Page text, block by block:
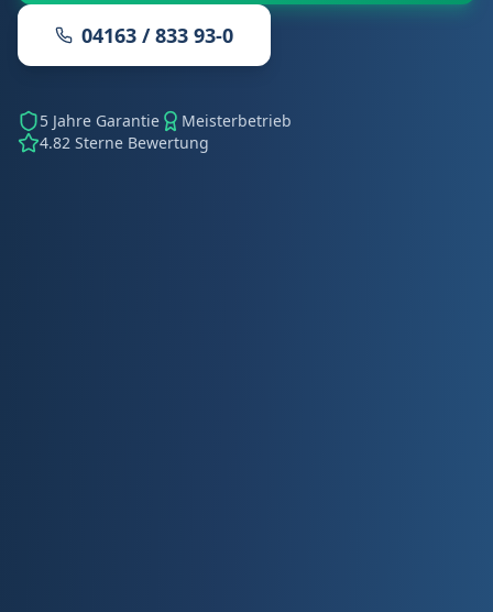
04163 / 833 93-0
5 Jahre Garantie
Meisterbetrieb
4.82 Sterne Bewertung